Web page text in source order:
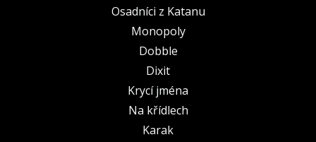
Osadníci z Katanu
Monopoly
Dobble
Dixit
Krycí jména
Na křídlech
Karak